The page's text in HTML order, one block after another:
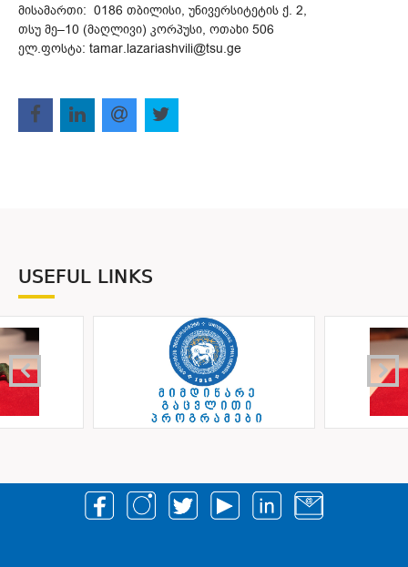
მისამართი: 0186 თბილისი, უნივერსიტეტის ქ. 2,
თსუ მე–10 (მაღლივი) კორპუსი, ოთახი 506
ელ.ფოსტა: tamar.lazariashvili@tsu.ge
USEFUL LINKS